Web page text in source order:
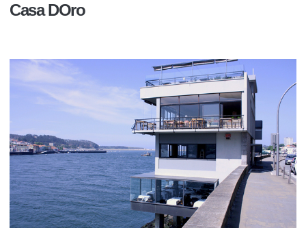
Casa DOro